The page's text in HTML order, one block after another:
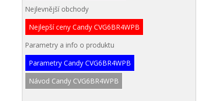
Nejlevnější obchody
Nejlepší ceny Candy CVG6BR4WPB
Parametry a info o produktu
Parametry Candy CVG6BR4WPB
Návod Candy CVG6BR4WPB